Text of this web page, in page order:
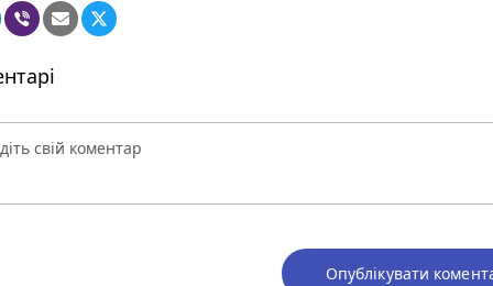
Опублікувати